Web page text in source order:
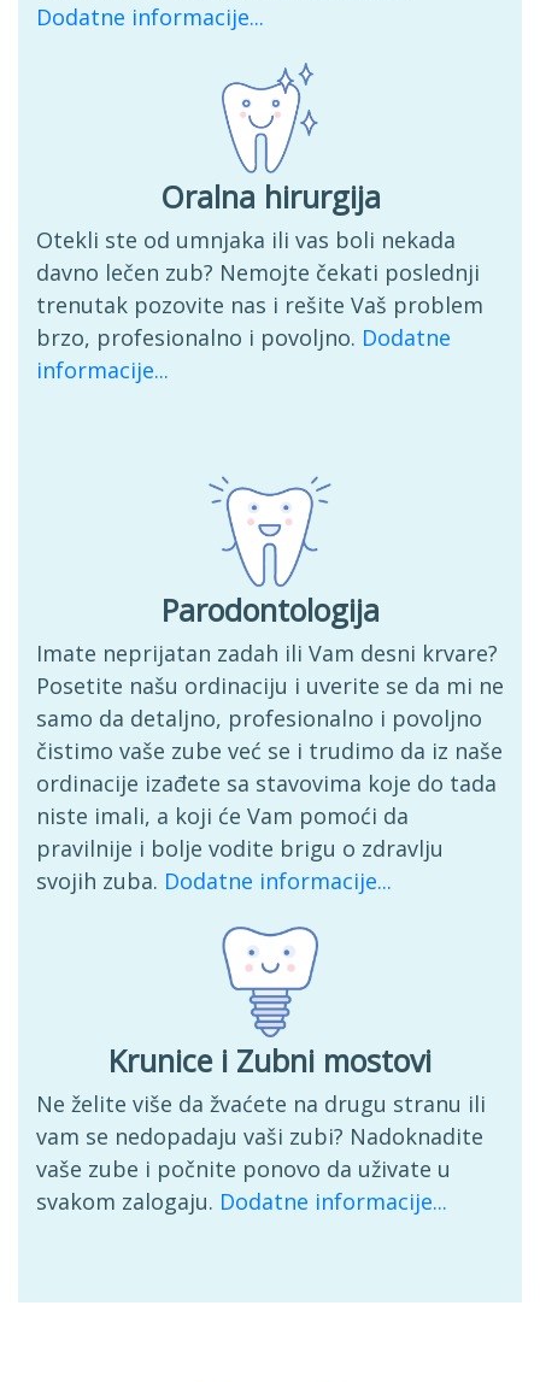
Dodatne informacije...
Oralna hirurgija
Otekli ste od umnjaka ili vas boli nekada
davno lečen zub? Nemojte čekati poslednji
trenutak pozovite nas i rešite Vaš problem
brzo, profesionalno i povoljno. Dodatne
informacije...
Parodontologija
Imate neprijatan zadah ili Vam desni krvare?
Posetite našu ordinaciju i uverite se da mi ne
samo da detaljno, profesionalno i povoljno
čistimo vaše zube već se i trudimo da iz naše
ordinacije izađete sa stavovima koje do tada
niste imali, a koji će Vam pomoći da
pravilnije i bolje vodite brigu o zdravlju
svojih zuba. Dodatne informacije...
Krunice i Zubni mostovi
Ne želite više da žvaćete na drugu stranu ili
vam se nedopadaju vaši zubi? Nadoknadite
vaše zube i počnite ponovo da uživate u
svakom zalogaju. Dodatne informacije...